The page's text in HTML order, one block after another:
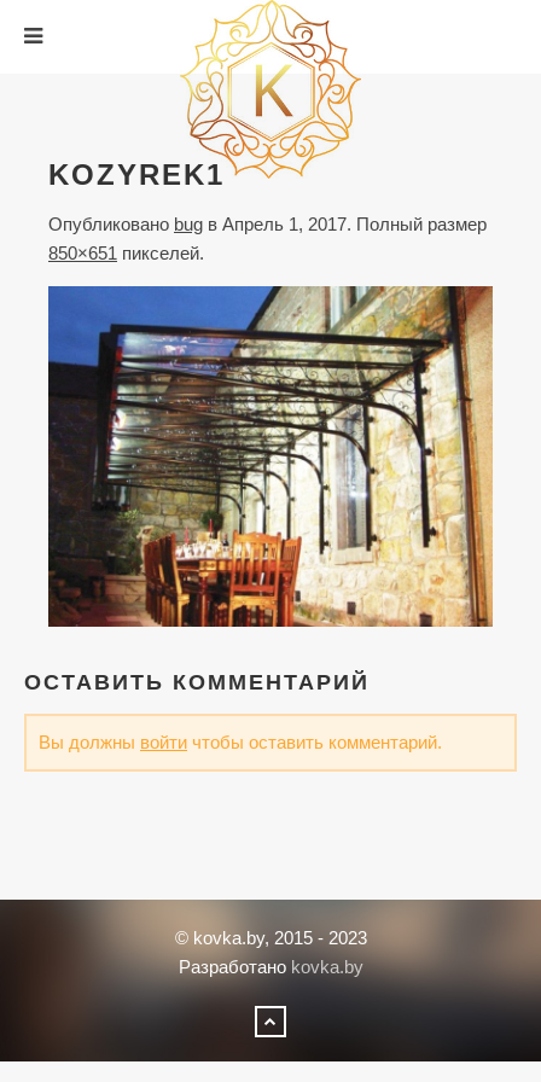
KOZYREK1
Опубликовано bug в Апрель 1, 2017. Полный размер
850×651 пикселей.
ОСТАВИТЬ КОММЕНТАРИЙ
Вы должны войти чтобы оставить комментарий.
© kovka.by, 2015 - 2023
Разработано kovka.by